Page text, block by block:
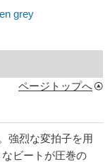
grey
ページトップへ
強烈な変拍子を用
ビートが圧巻の